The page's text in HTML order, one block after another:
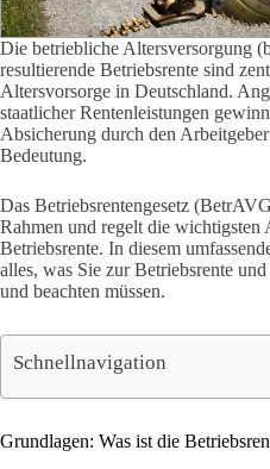
Die betriebliche Altersversorgung
resultierende Betriebsrente sind
Altersvorsorge in Deutschland.
staatlicher Rentenleistungen
Absicherung durch den
Bedeutung.
Das Betriebsrentengesetz
Rahmen und regelt die wichtigsten
Betriebsrente. In diesem
alles, was Sie zur Betriebsrente
und beachten müssen.
Schnellnavigation
Grundlagen: Was ist die